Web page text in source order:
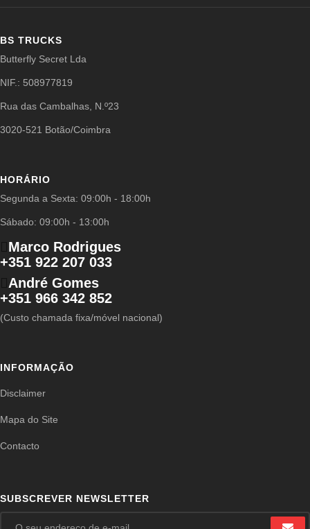
BS TRUCKS
Butterfly Secret Lda
NIF.: 508977819
Rua das Cambalhas, N.º23
3020-521 Botão/Coimbra
HORÁRIO
Segunda a Sexta: 09:00h - 18:00h
Sábado: 09:00h - 13:00h
Marco Rodrigues
+351 922 207 033
André Gomes
+351 966 342 852
(Custo chamada fixa/móvel nacional)
INFORMAÇÃO
Disclaimer
Mapa do Site
Contacto
SUBSCREVER NEWSLETTER